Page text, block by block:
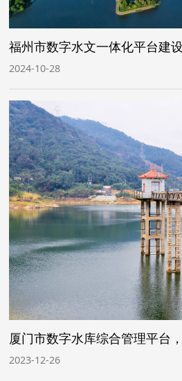
福州市数字水文一体化平台建设
2024-10-28
2023-12-26